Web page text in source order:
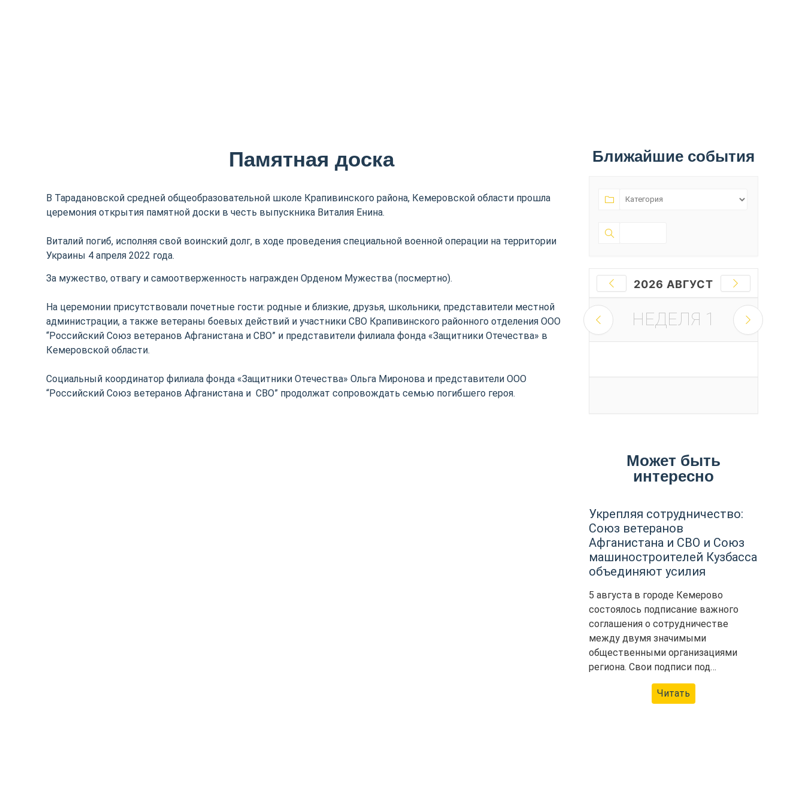
Памятная доска
В Тарадановской средней общеобразовательной школе Крапивинского района, Кемеровской области прошла
церемония открытия памятной доски в честь выпускника Виталия Енина.
Виталий погиб, исполняя свой воинский долг, в ходе проведения специальной военной операции на территории
Украины 4 апреля 2022 года.
За мужество, отвагу и самоотверженность награжден Орденом Мужества (посмертно).
На церемонии присутствовали почетные гости: родные и близкие, друзья, школьники, представители местной
администрации, а также ветераны боевых действий и участники СВО Крапивинского районного отделения ООО
“Российский Союз ветеранов Афганистана и СВО” и представители филиала фонда «Защитники Отечества» в
Кемеровской области.
Социальный координатор филиала фонда «Защитники Отечества» Ольга Миронова и представители ООО
“Российский Союз ветеранов Афганистана и СВО” продолжат сопровождать семью погибшего героя.
Ближайшие события
2026 АВГУСТ
НЕДЕЛЯ 1
Может быть
интересно
Укрепляя сотрудничество:
Союз ветеранов
Афганистана и СВО и Союз
машиностроителей Кузбасса
объединяют усилия
5 августа в городе Кемерово
состоялось подписание важного
соглашения о сотрудничестве
между двумя значимыми
общественными организациями
региона. Свои подписи под…
Читать